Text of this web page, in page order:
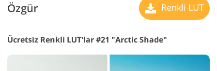
Özgür Renkli LUT
Ücretsiz Renkli LUT'lar #21 "Arctic Shade"